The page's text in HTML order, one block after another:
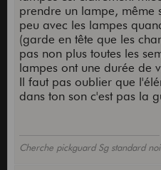
prendre un lampe, même
peu avec les lampes
(garde en tête que les
pas non plus toutes les
lampes ont une durée de
Il faut pas oublier que
dans ton son c'est pas la
Cherche pickguard Sg standard